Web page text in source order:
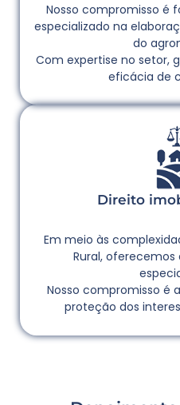
Nosso compromisso é
especializado na
do
Com expertise no setor,
eficácia de
Direito
Em meio às
Rural,
Nosso compromisso é
proteção dos